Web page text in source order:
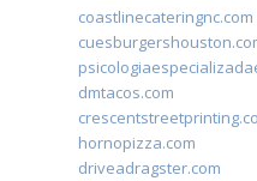
coastlinecateringnc.com
dmtacos.com
hornopizza.com
driveadragster.com